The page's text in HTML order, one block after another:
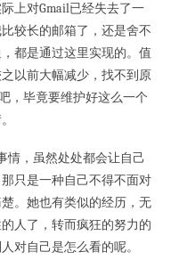
上对Gmail已经失去了一
较长的邮箱了，还是舍不
都是通过这里实现的。值
以前大幅减少，找不到原
，毕竟要维护好这么一个
，虽然处处都会让自己
只是一种自己不得不面对
。她也有类似的经历，无
人了，转而疯狂的努力的
对自己是怎么看的呢。